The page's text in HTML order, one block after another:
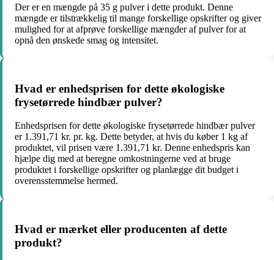
Der er en mængde på 35 g pulver i dette produkt. Denne
mængde er tilstrækkelig til mange forskellige opskrifter og giver
mulighed for at afprøve forskellige mængder af pulver for at
opnå den ønskede smag og intensitet.
Hvad er enhedsprisen for dette økologiske
frysetørrede hindbær pulver?
Enhedsprisen for dette økologiske frysetørrede hindbær pulver
er 1.391,71 kr. pr. kg. Dette betyder, at hvis du køber 1 kg af
produktet, vil prisen være 1.391,71 kr. Denne enhedspris kan
hjælpe dig med at beregne omkostningerne ved at bruge
produktet i forskellige opskrifter og planlægge dit budget i
overensstemmelse hermed.
Hvad er mærket eller producenten af dette
produkt?